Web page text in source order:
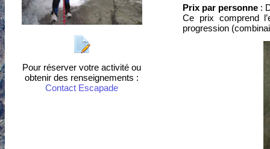
Pour réserver votre activité ou
obtenir des renseignements :
Contact Escapade
Prix par personne :
Ce prix comprend
progression